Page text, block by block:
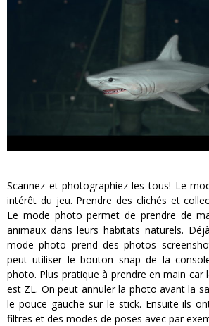
Scannez et photographiez-les tous! Le
intérêt du jeu. Prendre des clichés et
Le mode photo permet de prendre de
animaux dans leurs habitats naturels.
mode photo prend des photos
peut utiliser le bouton snap de la
photo. Plus pratique à prendre en main car
est ZL. On peut annuler la photo avant la
le pouce gauche sur le stick. Ensuite ils
filtres et des modes de poses avec par